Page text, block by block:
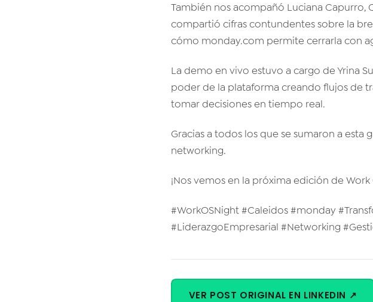
También nos acompañó Luciana
compartió cifras contundentes sobre la
cómo monday.com permite cerrarla con
La demo en vivo estuvo a cargo de Yrina
poder de la plataforma creando flujos de
tomar decisiones en tiempo real.
Gracias a todos los que se sumaron a
networking.
¡Nos vemos en la próxima edición de Work
#WorkOSNight #Caleidos #monday
#LiderazgoEmpresarial #Networking
VER POST ORIGINAL EN LINKEDIN ↗